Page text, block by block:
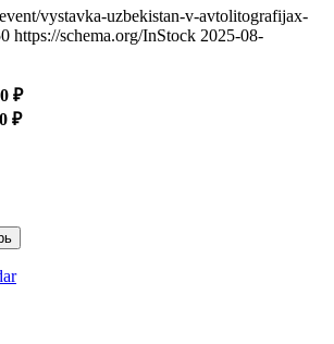
vystavka-uzbekistan-v-avtolitografijax-
https://schema.org/InStock 2025-08-
₽
₽